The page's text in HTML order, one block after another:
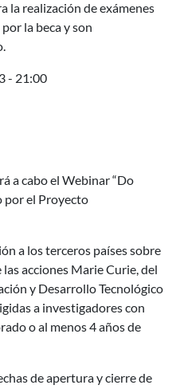
la realización de exámenes
la beca y son
- 21:00
a cabo el Webinar “Do
por el Proyecto
a los terceros países sobre
acciones Marie Curie, del
y Desarrollo Tecnológico
a investigadores con
o al menos 4 años de
de apertura y cierre de